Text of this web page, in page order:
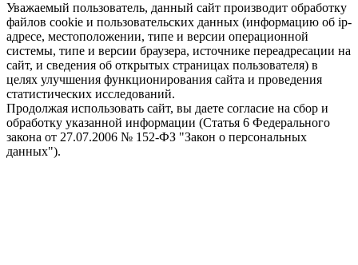
Уважаемый пользователь, данный сайт производит обработку
файлов cookie и пользовательских данных (информацию об ip-
адресе, местоположении, типе и версии операционной
системы, типе и версии браузера, источнике переадресации на
сайт, и сведения об открытых страницах пользователя) в
целях улучшения функционирования сайта и проведения
статистических исследований.
Продолжая использовать сайт, вы даете согласие на сбор и
обработку указанной информации (Статья 6 Федерального
закона от 27.07.2006 № 152-ФЗ "Закон о персональных
данных").